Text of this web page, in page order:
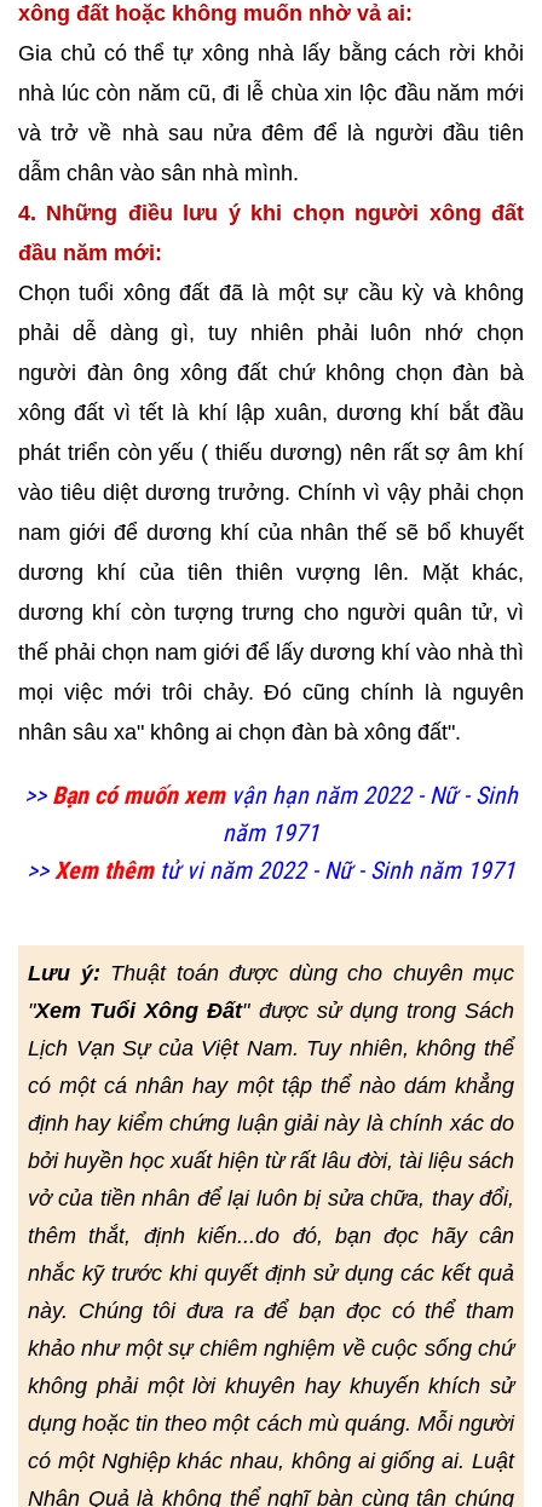
xông đất hoặc không muốn nhờ vả ai:
Gia chủ có thể tự xông nhà lấy bằng cách rời khỏi
nhà lúc còn năm cũ, đi lễ chùa xin lộc đầu năm mới
và trở về nhà sau nửa đêm để là người đầu tiên
dẫm chân vào sân nhà mình.
4. Những điều lưu ý khi chọn người xông đất
đầu năm mới:
Chọn tuổi xông đất đã là một sự cầu kỳ và không
phải dễ dàng gì, tuy nhiên phải luôn nhớ chọn
người đàn ông xông đất chứ không chọn đàn bà
xông đất vì tết là khí lập xuân, dương khí bắt đầu
phát triển còn yếu ( thiếu dương) nên rất sợ âm khí
vào tiêu diệt dương trưởng. Chính vì vậy phải chọn
nam giới để dương khí của nhân thế sẽ bổ khuyết
dương khí của tiên thiên vượng lên. Mặt khác,
dương khí còn tượng trưng cho người quân tử, vì
thế phải chọn nam giới để lấy dương khí vào nhà thì
mọi việc mới trôi chảy. Đó cũng chính là nguyên
nhân sâu xa" không ai chọn đàn bà xông đất".
>> Bạn có muốn xemvận hạn năm 2022 - Nữ - Sinh
năm 1971
>>Xem thêmtử vi năm 2022 - Nữ - Sinh năm 1971
Lưu ý: Thuật toán được dùng cho chuyên mục
"Xem Tuổi Xông Đất" được sử dụng trong Sách
Lịch Vạn Sự của Việt Nam. Tuy nhiên, không thể
có một cá nhân hay một tập thể nào dám khẳng
định hay kiểm chứng luận giải này là chính xác do
bởi huyền học xuất hiện từ rất lâu đời, tài liệu sách
vở của tiền nhân để lại luôn bị sửa chữa, thay đổi,
thêm thắt, định kiến...do đó, bạn đọc hãy cân
nhắc kỹ trước khi quyết định sử dụng các kết quả
này. Chúng tôi đưa ra để bạn đọc có thể tham
khảo như một sự chiêm nghiệm về cuộc sống chứ
không phải một lời khuyên hay khuyến khích sử
dụng hoặc tin theo một cách mù quáng. Mỗi người
có một Nghiệp khác nhau, không ai giống ai. Luật
Nhân Quả là không thể nghĩ bàn cùng tận chúng